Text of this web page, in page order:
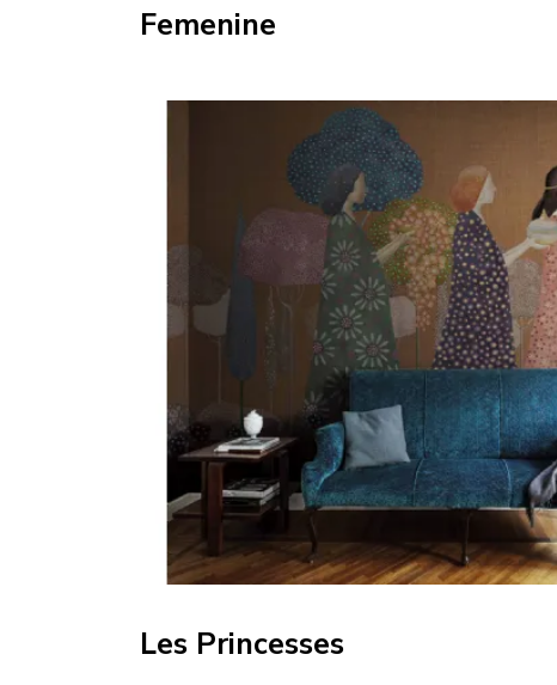
Femenine
Les Princesses